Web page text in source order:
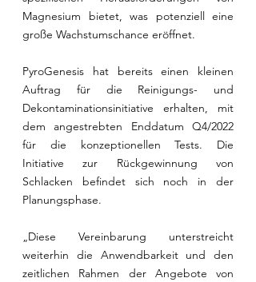
Magnesium bietet, was potenziell eine
große Wachstumschance eröffnet.
PyroGenesis hat bereits einen kleinen
Auftrag für die Reinigungs- und
Dekontaminationsinitiative erhalten, mit
dem angestrebten Enddatum Q4/2022
für die konzeptionellen Tests. Die
Initiative zur Rückgewinnung von
Schlacken befindet sich noch in der
Planungsphase.
„Diese Vereinbarung unterstreicht
weiterhin die Anwendbarkeit und den
zeitlichen Rahmen der Angebote von